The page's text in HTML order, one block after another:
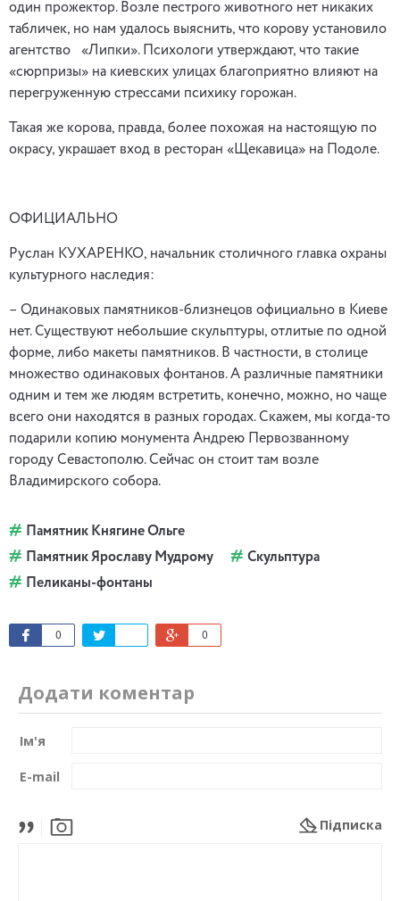
один прожектор. Возле пестрого животного нет никаких
табличек, но нам удалось выяснить, что корову установило
агентство
«Липки». Психологи утверждают, что такие
«сюрпризы» на киевских улицах благоприятно влияют на
перегруженную стрессами психику горожан.
Такая же корова, правда, более похожая на настоящую по
окрасу, украшает вход в ресторан «Щекавица» на Подоле.
ОФИЦИАЛЬНО
Руслан КУХАРЕНКО, начальник столичного главка охраны
культурного наследия:
– Одинаковых памятников-близнецов официально в Киеве
нет. Существуют небольшие скульптуры, отлитые по одной
форме, либо макеты памятников. В частности, в столице
множество одинаковых фонтанов. А различные памятники
одним и тем же людям встретить, конечно, можно, но чаще
всего они находятся в разных городах. Скажем, мы когда-то
подарили копию монумента Андрею Первозванному
городу Севастополю. Сейчас он стоит там возле
Владимирского собора.
Памятник Княгине Ольге
Памятник Ярославу Мудрому
Скульптура
Пеликаны-фонтаны
0 0
Додати коментар
Ім'я
E-mail
Підписка